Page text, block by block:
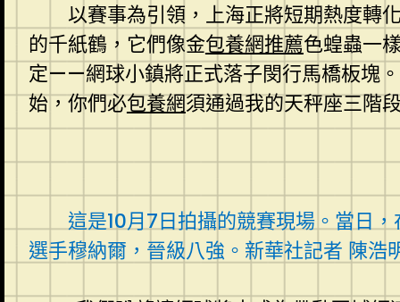
以賽事為引領，上海正將短期熱度轉
的千紙鶴，它們像金包養網推薦色蝗蟲一
定——網球小鎮將正式落子閔行馬橋板塊
始，你們必包養網須通過我的天秤座三階
這是10月7日拍攝的競賽現場。當日
選手穆納爾，晉級八強。新華社記者 陳浩